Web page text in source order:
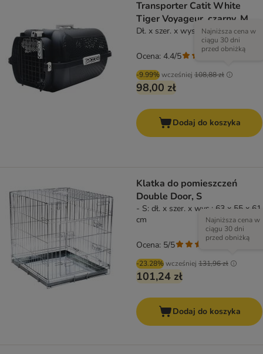
Transporter Catit White
Tiger Voyageur, czarny, M
Dł. x szer. x wys.: 57 x 38 x 31 cm
-9.99%wcześniej 108,88 zł
Najniższa cena w
ciągu 30 dni
przed obniżką
98,00 zł
Ocena: 4.4/5
Dodaj do koszyka
Klatka do pomieszczeń
Double Door, S
- S: dł. x szer. x wys.: 63 x 55 x 61
cm
-23.28%wcześniej 131,96 zł
Najniższa cena w
ciągu 30 dni
przed obniżką
101,24 zł
Ocena: 5/5
Dodaj do koszyka